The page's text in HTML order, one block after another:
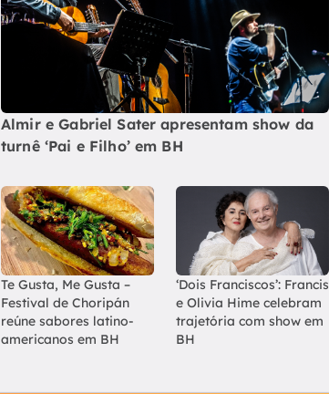
Almir e Gabriel Sater apresentam show da
turnê ‘Pai e Filho’ em BH
Te Gusta, Me Gusta –
Festival de Choripán
reúne sabores latino-
americanos em BH
‘Dois Franciscos’: Francis
e Olivia Hime celebram
trajetória com show em
BH